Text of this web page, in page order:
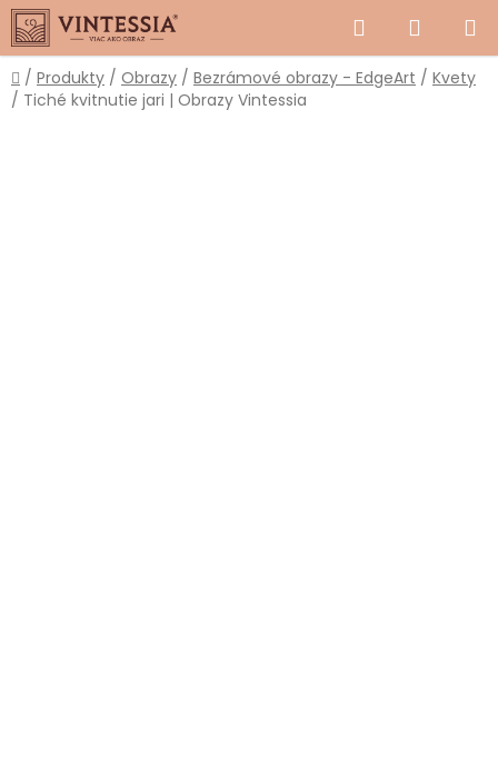
Prejsť
na
obsah
Hľadať
KOŠÍK
Domov
/ Produkty / Obrazy / Bezrámové obrazy - EdgeArt / Kvety
/ Tiché kvitnutie jari | Obrazy Vintessia